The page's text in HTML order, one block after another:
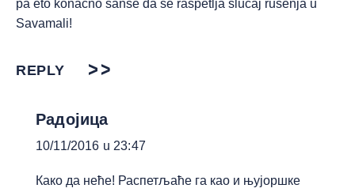
pa eto konacno sanse da se raspetlja slucaj rusenja u
Savamali!
REPLY
Радојица
10/11/2016 u 23:47
Како да неће! Распетљаће га као и њујоршке